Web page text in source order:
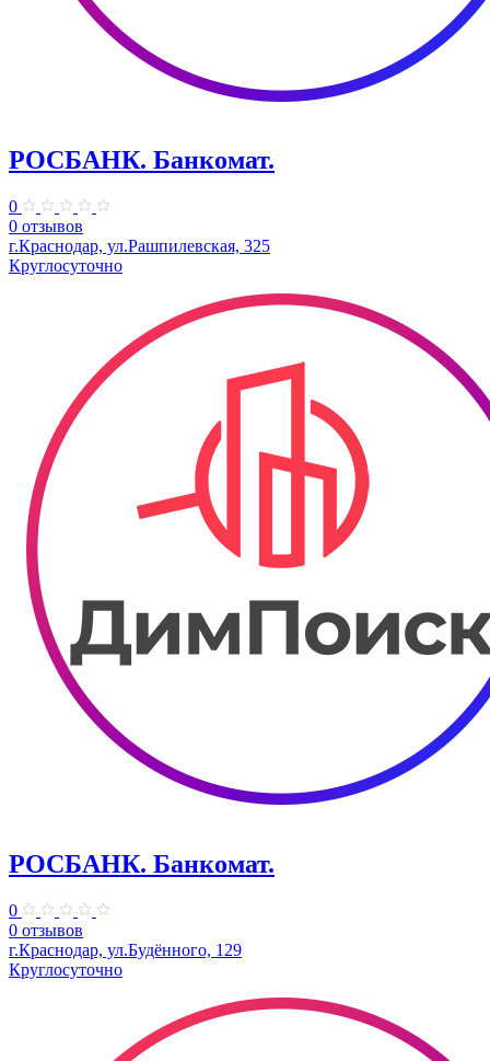
РОСБАНК. Банкомат.
0
0 отзывов
г.Краснодар, ул.Рашпилевская, 325
Круглосуточно
РОСБАНК. Банкомат.
0
0 отзывов
г.Краснодар, ул.Будённого, 129
Круглосуточно